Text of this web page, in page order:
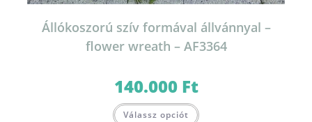
Állókoszorú szív formával állvánnyal –
flower wreath – AF3364
140.000 Ft
Válassz opciót